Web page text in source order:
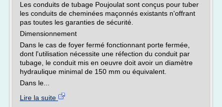
Les conduits de tubage Poujoulat sont conçus pour tuber
les conduits de cheminées maçonnés existants n'offrant
pas toutes les garanties de sécurité.
Dimensionnement
Dans le cas de foyer fermé fonctionnant porte fermée,
dont l'utilisation nécessite une réfection du conduit par
tubage, le conduit mis en oeuvre doit avoir un diamètre
hydraulique minimal de 150 mm ou équivalent.
Dans le...
Lire la suite